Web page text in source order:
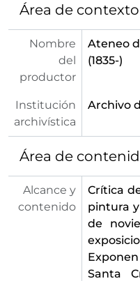
Área de contexto
Nombre
del
productor
Ateneo
(1835-)
Institución
archivística
Archivo
Área de
Alcance y
contenido
Crítica
pintura
de
Santa